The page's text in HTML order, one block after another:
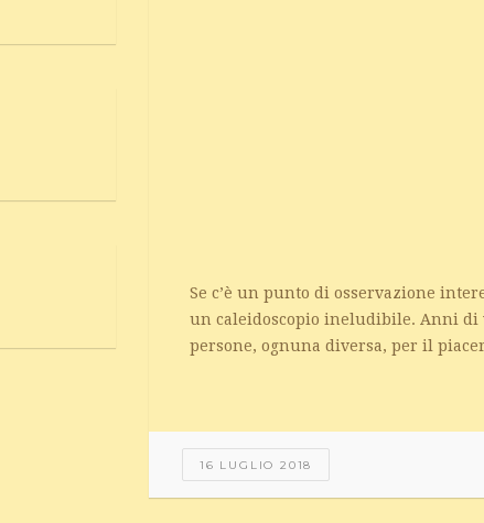
Se c’è un punto di osservazione
un caleidoscopio ineludibile. Anni
persone, ognuna diversa, per il
16 LUGLIO 2018